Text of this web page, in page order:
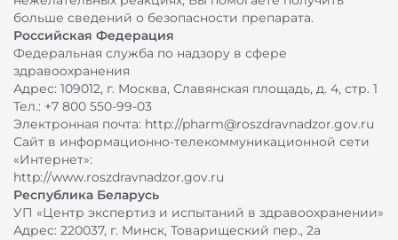
больше сведений о безопасности препарата.
Российская Федерация
Федеральная служба по надзору в сфере
здравоохранения
Адрес: 109012, г. Москва, Славянская площадь, д. 4, стр. 1
Тел.: +7 800 550-99-03
Электронная почта: http://pharm@roszdravnadzor.gov.ru
Сайт в информационно-телекоммуникационной сети
«Интернет»:
http://www.roszdravnadzor.gov.ru
Республика Беларусь
УП «Центр экспертиз и испытаний в здравоохранении»
Адрес: 220037, г. Минск, Товарищеский пер., 2а